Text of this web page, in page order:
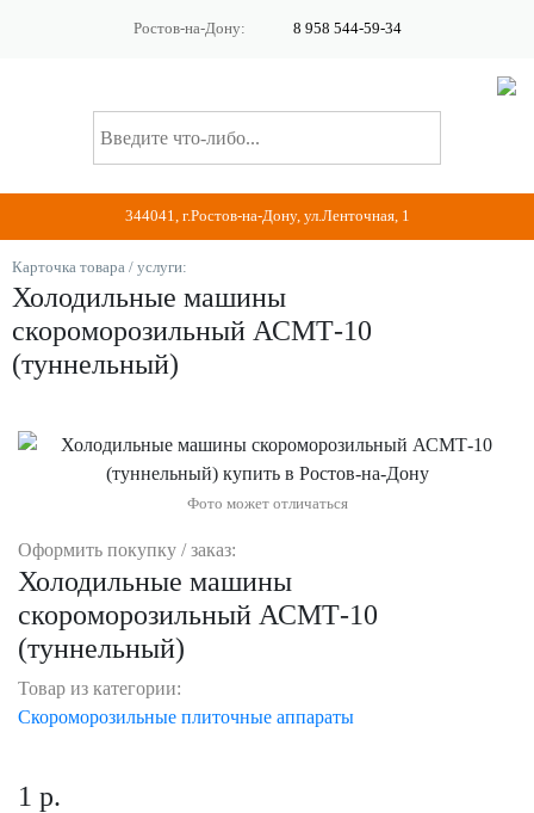
Ростов-на-Дону: 8 958 544-59-34
344041, г.Ростов-на-Дону, ул.Ленточная, 1
Карточка товара / услуги:
Холодильные машины
скороморозильный АСМТ-10
(туннельный)
Фото может отличаться
Оформить покупку / заказ:
Холодильные машины
скороморозильный АСМТ-10
(туннельный)
Товар из категории:
Скороморозильные плиточные аппараты
1 р.